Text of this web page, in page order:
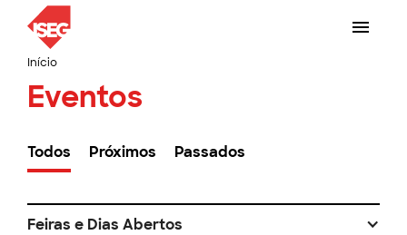
Início
Eventos
Todos Próximos Passados
Feiras e Dias Abertos